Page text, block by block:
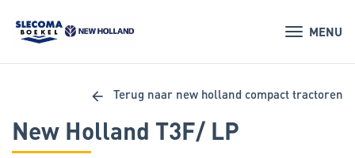
MENU
New Holland T3F/ LP
arrow_back Terug naar new holland compact tractoren